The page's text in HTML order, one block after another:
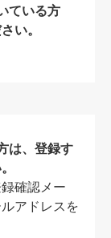
ている方
い。
は、登録す
確認メー
アドレスを